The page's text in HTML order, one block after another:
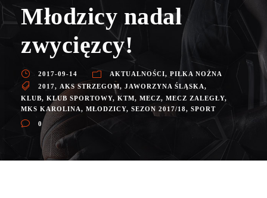
Młodzicy nadal
zwycięzcy!
2017-09-14 AKTUALNOŚCI, PIŁKA NOŻNA
2017, AKS STRZEGOM, JAWORZYNA ŚLĄSKA,
KLUB, KLUB SPORTOWY, KTM, MECZ, MECZ ZALEGŁY,
MKS KAROLINA, MŁODZICY, SEZON 2017/18, SPORT
0